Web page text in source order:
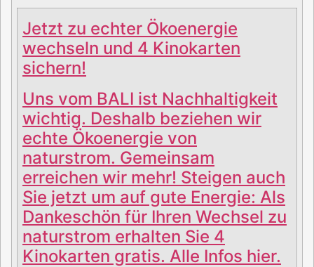
Jetzt zu echter Ökoenergie
wechseln und 4 Kinokarten
sichern!
Uns vom BALI ist Nachhaltigkeit
wichtig. Deshalb beziehen wir
echte Ökoenergie von
naturstrom. Gemeinsam
erreichen wir mehr! Steigen auch
Sie jetzt um auf gute Energie: Als
Dankeschön für Ihren Wechsel zu
naturstrom erhalten Sie 4
Kinokarten gratis. Alle Infos hier.